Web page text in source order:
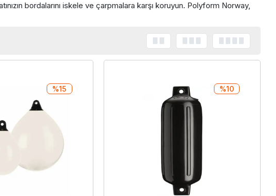
bordalarını iskele ve çarpmalara karşı koruyun. Polyform Norway,
%15 %10